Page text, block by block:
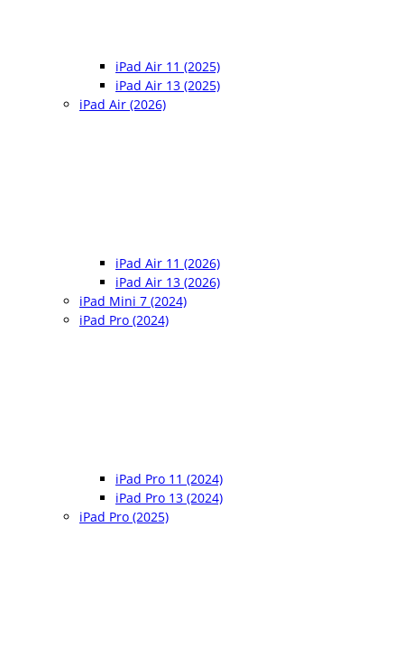
iPad Air 11 (2025)
iPad Air 13 (2025)
iPad Air (2026)
iPad Air 11 (2026)
iPad Air 13 (2026)
iPad Mini 7 (2024)
iPad Pro (2024)
iPad Pro 11 (2024)
iPad Pro 13 (2024)
iPad Pro (2025)